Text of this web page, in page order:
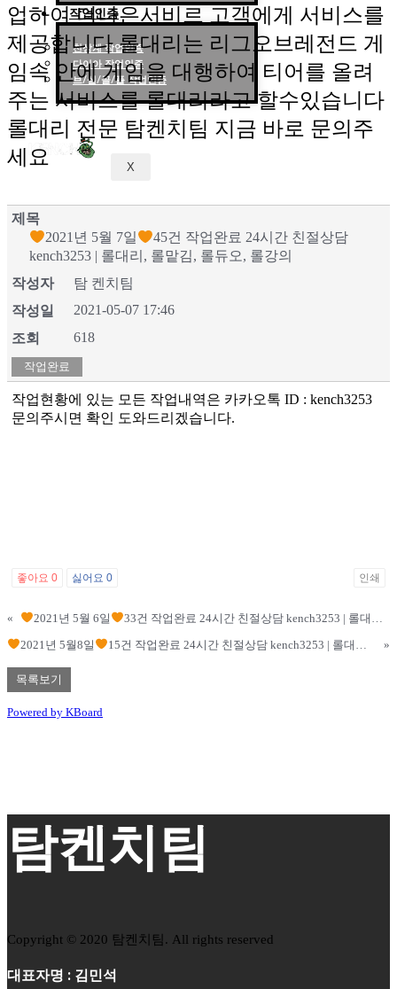
작업인증
천상계 작업인증
다이아 작업인증
브/실/골/플 작업인증
X
업하여 더나은서비르 고객에게 서비스를
제공합니다 롤대리는 리그오브레전드 게
임속 안에 게임을 대행하여 티어를 올려
주는 서비스를 롤대리라고 할수있습니다
롤대리 전문 탐켄치팀 지금 바로 문의주
세요
제목
2021년 5월 7일
45건 작업완료 24시간 친절상담
kench3253 | 롤대리, 롤맡김, 롤듀오, 롤강의
작성자
탐 켄치팀
작성일
2021-05-07 17:46
조회
618
작업완료
작업현황에 있는 모든 작업내역은 카카오톡 ID : kench3253
문의주시면 확인 도와드리겠습니다.
좋아요 0 싫어요 0 인쇄
« 2021년 5월 6일
33건 작업완료 24시간 친절상담 kench3253 | 롤대리, 롤맡김, 롤듀오, 롤강의
2021년 5월8일
15건 작업완료 24시간 친절상담 kench3253 | 롤대리, 롤맡김, 롤듀오, 롤강의 »
목록보기
Powered by KBoard
탐켄치팀
Copyright © 2020 탐켄치팀. All rights reserved
대표자명 : 김민석